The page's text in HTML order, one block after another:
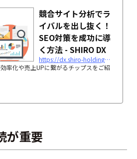
競合サイト分析でラ
イバルを出し抜く！
SEO対策を成功に導
く方法 - SHIRO DX
https://dx.shiro-holdings.co.jp/p3338/
率化や売上UPに繋がるチップスをご紹
が重要